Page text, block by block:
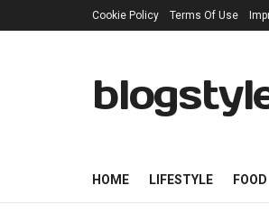
Cookie Policy Terms Of Use
HOME LIFESTYLE FOOD